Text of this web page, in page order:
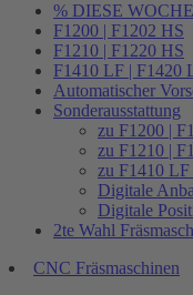
% DIESE
F1200 | F1202 HS
F1210 | F1220 HS
F1410 LF | F1420
Automatischer
Sonderausstattung
zu F1200 |
zu F1210 |
zu F1410
Digitale
Digitale
2te Wahl
CNC Fräsmaschinen